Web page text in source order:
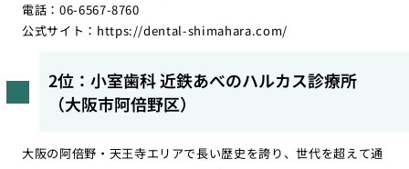
電話：06-6567-8760
公式サイト： https://dental-shimahara.com/
2位：小室歯科 近鉄あべのハルカス診療所
（大阪市阿倍野区）
大阪の阿倍野・天王寺エリアで長い歴史を誇り、世代を超えて通